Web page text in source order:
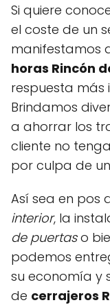
Si quiere
el coste de un
manifestamos
horas Rincón
respuesta más
Brindamos
a ahorrar los
cliente no
por culpa de
Así sea en pos
interior, la
de puertaso
podemos
su economía y
de cerrajeros